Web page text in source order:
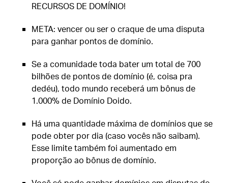
RECURSOS DE DOMÍNIO!
META: vencer ou ser o craque de uma disputa
para ganhar pontos de domínio.
Se a comunidade toda bater um total de 700
bilhões de pontos de domínio (é, coisa pra
dedéu), todo mundo receberá um bônus de
1.000% de Domínio Doido.
Há uma quantidade máxima de domínios que se
pode obter por dia (caso vocês não saibam).
Esse limite também foi aumentado em
proporção ao bônus de domínio.